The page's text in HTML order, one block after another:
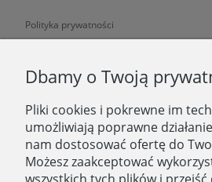
Polityka prywatności
O NAS
O nas
Zatrudniamy
Blog
Dbamy o Twoją
Pliki cookies i pokrewne im
umożliwiają poprawne
nam dostosować ofertę do
Możesz zaakceptować